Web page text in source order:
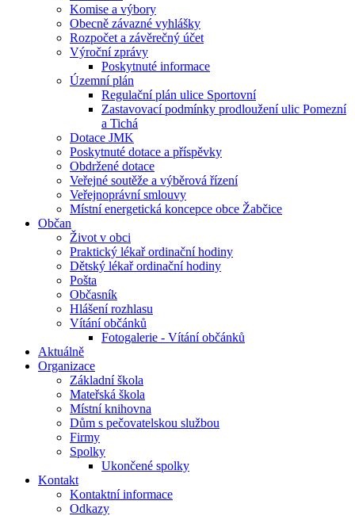
Komise a výbory
Obecně závazné vyhlášky
Rozpočet a závěrečný účet
Výroční zprávy
Poskytnuté informace
Územní plán
Regulační plán ulice Sportovní
Zastavovací podmínky prodloužení ulic Pomezní
a Tichá
Dotace JMK
Poskytnuté dotace a příspěvky
Obdržené dotace
Veřejné soutěže a výběrová řízení
Veřejnoprávní smlouvy
Místní energetická koncepce obce Žabčice
Občan
Život v obci
Praktický lékař ordinační hodiny
Dětský lékař ordinační hodiny
Pošta
Občasník
Hlášení rozhlasu
Vítání občánků
Fotogalerie - Vítání občánků
Aktuálně
Organizace
Základní škola
Mateřská škola
Místní knihovna
Dům s pečovatelskou službou
Firmy
Spolky
Ukončené spolky
Kontakt
Kontaktní informace
Odkazy